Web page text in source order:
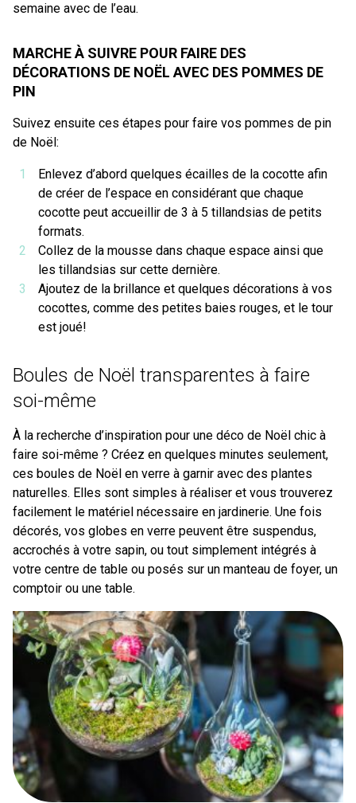
semaine avec de l’eau.
MARCHE À SUIVRE POUR FAIRE DES
DÉCORATIONS DE NOËL AVEC DES POMMES DE
PIN
Suivez ensuite ces étapes pour faire vos pommes de pin
de Noël:
Enlevez d’abord quelques écailles de la cocotte afin
de créer de l’espace en considérant que chaque
cocotte peut accueillir de 3 à 5 tillandsias de petits
formats.
Collez de la mousse dans chaque espace ainsi que
les tillandsias sur cette dernière.
Ajoutez de la brillance et quelques décorations à vos
cocottes, comme des petites baies rouges, et le tour
est joué!
Boules de Noël transparentes à faire
soi-même
À la recherche d’inspiration pour une déco de Noël chic à
faire soi-même ? Créez en quelques minutes seulement,
ces boules de Noël en verre à garnir avec des plantes
naturelles. Elles sont simples à réaliser et vous trouverez
facilement le matériel nécessaire en jardinerie. Une fois
décorés, vos globes en verre peuvent être suspendus,
accrochés à votre sapin, ou tout simplement intégrés à
votre centre de table ou posés sur un manteau de foyer, un
comptoir ou une table.